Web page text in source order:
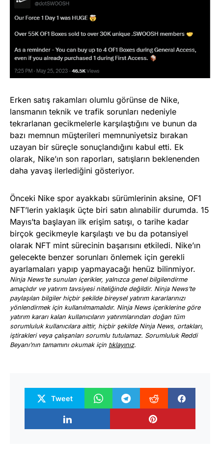
Erken satış rakamları olumlu görünse de Nike,
lansmanın teknik ve trafik sorunları nedeniyle
tekrarlanan gecikmelerle karşılaştığını ve bunun da
bazı memnun müşterileri memnuniyetsiz bırakan
uzayan bir süreçle sonuçlandığını kabul etti. Ek
olarak, Nike’ın son raporları, satışların beklenenden
daha yavaş ilerlediğini gösteriyor.
Önceki Nike spor ayakkabı sürümlerinin aksine, OF1
NFT’lerin yaklaşık üçte biri satın alınabilir durumda. 15
Mayıs’ta başlayan ilk erişim satışı, o tarihe kadar
birçok gecikmeyle karşılaştı ve bu da potansiyel
olarak NFT mint sürecinin başarısını etkiledi. Nike’ın
gelecekte benzer sorunları önlemek için gerekli
ayarlamaları yapıp yapmayacağı henüz bilinmiyor.
Ninja News’te sunulan içerikler, yalnızca genel bilgilendirme
amaçlıdır ve yatırım tavsiyesi niteliğinde değildir. Ninja News’te
paylaşılan bilgiler hiçbir şekilde bireysel yatırım kararlarınızı
yönlendirmek için kullanılmamalıdır. Ninja News içeriklerine göre
yatırım kararı kalan kullanıcıların yatırımlarından doğan tüm
sorumluluk kullanıcılara aittir, hiçbir şekilde Ninja News, ortakları,
iştirakleri veya çalışanları sorumlu tutulamaz. Sorumluluk Reddi
Beyanı’nın tamamını okumak için tıklayınız.
Tweet